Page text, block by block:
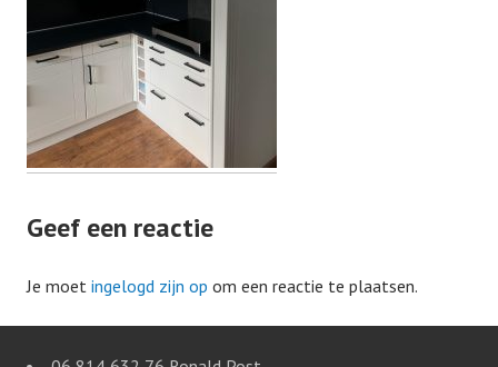
Geef een reactie
Je moet ingelogd zijn op om een reactie te plaatsen.